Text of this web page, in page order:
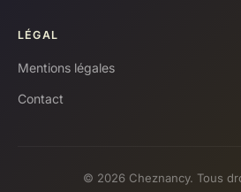
LÉGAL
Mentions légales
Contact
© 2026 Cheznancy. Tous